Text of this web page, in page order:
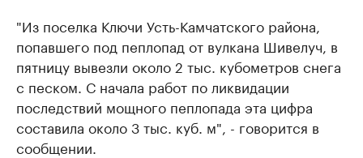
"Из поселка Ключи Усть-Камчатского района,
попавшего под пеплопад от вулкана Шивелуч, в
пятницу вывезли около 2 тыс. кубометров снега
с песком. С начала работ по ликвидации
последствий мощного пеплопада эта цифра
составила около 3 тыс. куб. м", - говорится в
сообщении.